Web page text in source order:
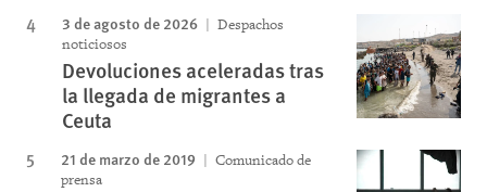
3 de agosto de 2026
Despachos
noticiosos
Devoluciones aceleradas tras
la llegada de migrantes a
Ceuta
21 de marzo de 2019
Comunicado de
prensa